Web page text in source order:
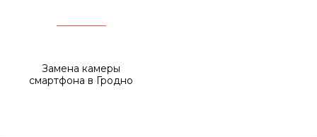
Замена камеры
смартфона в Гродно